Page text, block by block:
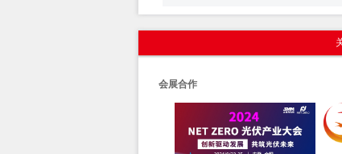
会展合作